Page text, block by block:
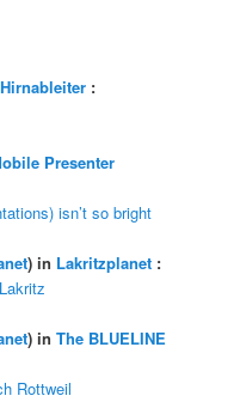
:
Presenter
isn’t so bright
) in Lakritzplanet :
) inThe BLUELINE
Rottweil